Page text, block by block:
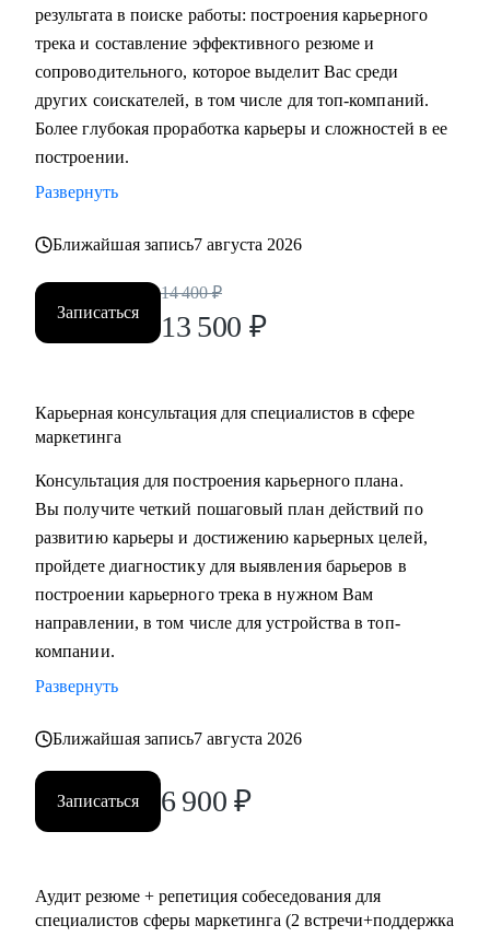
другую
• Выявить сильные стороны, а главное, ключевую
ценность, за которую будут доплачивать
• Сформулировать карьерную цель и разработать план для
ее достижения (пошаговая дорожная карта)
• Составить план роста до позиции директор по
• Проведу аудит резюме и тестового задания, помогу
сопроводительное письмо, чтобы приглашали в компании
• Проведу репетицию собеседования, помогу
• Построить эффективную команду маркетинга,
оптимизировать процессы внутри отдела маркетинга и
собственниками.
Кому могу помочь:
• Всем, кто хочет сменить карьерный трек и перейти в
маркетинг или развиваться в консалтинге;
• Специалистам (Junior-Middle-Senior) и руководителям из:
копирайтинг, event-маркетинг, контент-маркетинг и пр.) и
- E-commerce;
• Директорам по направлениям: маркетинг, e-commerce,
развитие бизнеса;
• Руководителям бизнеса в построении отдела маркетинга.
результата в поиске работы: построения карьерного
трека и составление эффективного резюме и
сопроводительного, которое выделит Вас среди
других соискателей, в том числе для топ-компаний.
Более глубокая проработка карьеры и сложностей в ее
построении.
Развернуть
Ближайшая запись7 августа 2026
Записаться
14 400 ₽
13 500 ₽
Карьерная консультация для специалистов в сфере
маркетинга
Консультация для построения карьерного плана.
Вы получите четкий пошаговый план действий по
развитию карьеры и достижению карьерных целей,
пройдете диагностику для выявления барьеров в
построении карьерного трека в нужном Вам
направлении, в том числе для устройства в топ-
компании.
Развернуть
Ближайшая запись7 августа 2026
Записаться 6 900 ₽
Аудит резюме + репетиция собеседования для
специалистов сферы маркетинга (2 встречи+поддержка